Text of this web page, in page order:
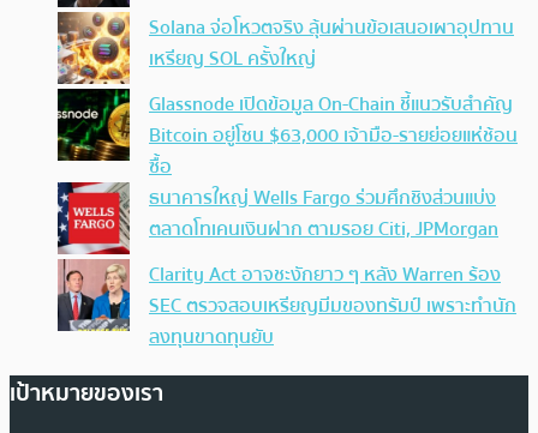
Solana จ่อโหวตจริง ลุ้นผ่านข้อเสนอเผาอุปทาน
เหรียญ SOL ครั้งใหญ่
Glassnode เปิดข้อมูล On-Chain ชี้แนวรับสำคัญ
Bitcoin อยู่โซน $63,000 เจ้ามือ-รายย่อยแห่ช้อน
ซื้อ
ธนาคารใหญ่ Wells Fargo ร่วมศึกชิงส่วนแบ่ง
ตลาดโทเคนเงินฝาก ตามรอย Citi, JPMorgan
Clarity Act อาจชะงักยาว ๆ หลัง Warren ร้อง
SEC ตรวจสอบเหรียญมีมของทรัมป์ เพราะทำนัก
ลงทุนขาดทุนยับ
เป้าหมายของเรา